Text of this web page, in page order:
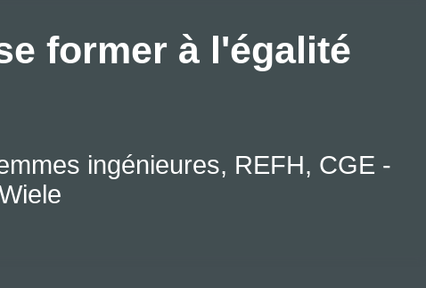
former à l'égalité
ingénieures, REFH, CGE -